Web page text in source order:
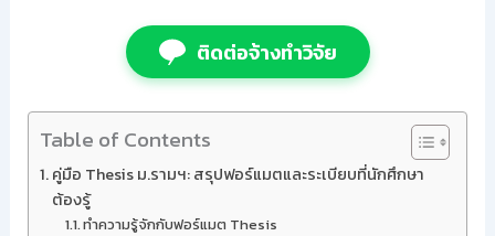
ติดต่อจ้างทำวิจัย
Table of Contents
คู่มือ Thesis ม.รามฯ: สรุปฟอร์แมตและระเบียบที่นักศึกษา
ต้องรู้
ทำความรู้จักกับฟอร์แมต Thesis